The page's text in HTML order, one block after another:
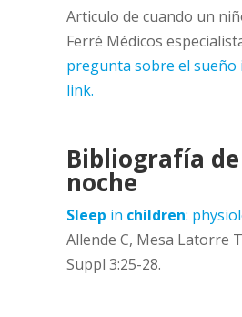
Articulo de cuando un
Ferré Médicos
pregunta sobre el sueño
link.
Bibliografía
noche
Sleep in children:
Allende C, Mesa Latorre
Suppl 3:25-28.